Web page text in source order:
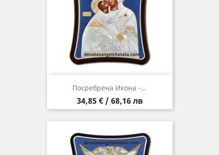
Посребрена Икона -...
Цена
34,85 € / 68,16 лв